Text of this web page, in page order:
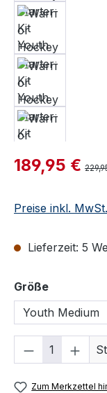
Verkaufspreis:
189,95 €
Preise inkl.
Lieferzeit: 5
Größeauswählen
Youth Medium
Produkt
Zum Merkzettel